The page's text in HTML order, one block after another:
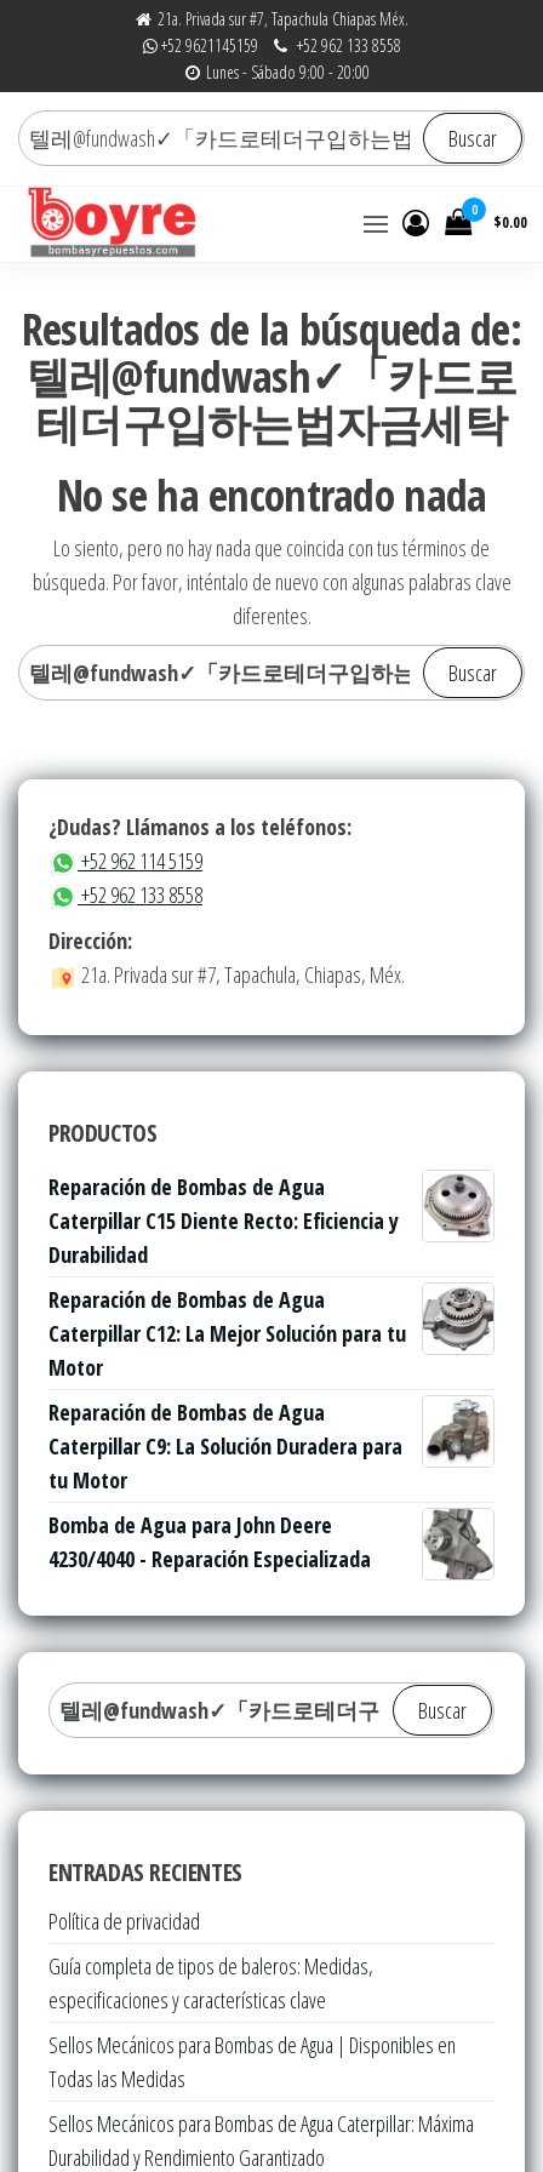
21a. Privada sur #7, Tapachula Chiapas Méx.
+52 9621145159
+52 962 133 8558
Lunes - Sábado 9:00 - 20:00
Buscar
por:
Buscar
|
RefaccionariaRuiz.com
0
$0.00
Resultados de la búsqueda de:
텔레@fundwash✓「카드로
테더구입하는법자금세탁
No se ha encontrado nada
Lo siento, pero no hay nada que coincida con tus términos de
búsqueda. Por favor, inténtalo de nuevo con algunas palabras clave
diferentes.
Buscar:
¿Dudas? Llámanos a los teléfonos:
+52 962 114 5159
+52 962 133 8558
Dirección:
21a. Privada sur #7, Tapachula, Chiapas, Méx.
PRODUCTOS
Reparación de Bombas de Agua
Caterpillar C15 Diente Recto: Eficiencia y
Durabilidad
Reparación de Bombas de Agua
Caterpillar C12: La Mejor Solución para tu
Motor
Reparación de Bombas de Agua
Caterpillar C9: La Solución Duradera para
tu Motor
Bomba de Agua para John Deere
4230/4040 - Reparación Especializada
Buscar:
ENTRADAS RECIENTES
Política de privacidad
Guía completa de tipos de baleros: Medidas,
especificaciones y características clave
Sellos Mecánicos para Bombas de Agua | Disponibles en
Todas las Medidas
Sellos Mecánicos para Bombas de Agua Caterpillar: Máxima
Durabilidad y Rendimiento Garantizado